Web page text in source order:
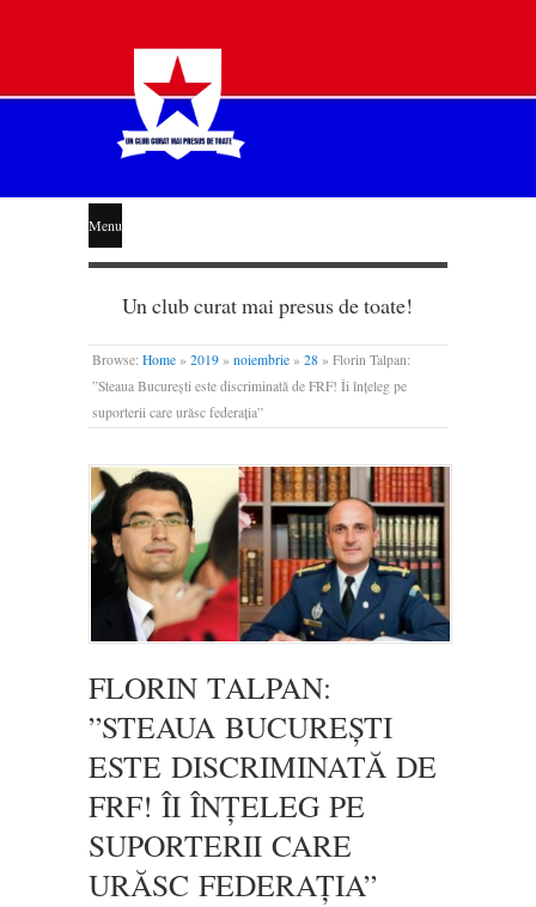
STEAUA
LIBERĂ
Menu
Un club curat mai presus de toate!
Browse: Home » 2019 » noiembrie » 28 » Florin Talpan:
”Steaua București este discriminată de FRF! Îi înțeleg pe
suporterii care urăsc federația”
FLORIN TALPAN:
”STEAUA BUCUREȘTI
ESTE DISCRIMINATĂ DE
FRF! ÎI ÎNȚELEG PE
SUPORTERII CARE
URĂSC FEDERAȚIA”